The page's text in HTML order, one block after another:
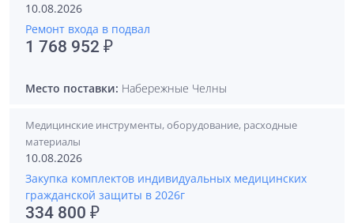
10.08.2026
Ремонт входа в подвал
1 768 952 ₽
Место поставки: Набережные Челны
Медицинские инструменты, оборудование, расходные
материалы
10.08.2026
Закупка комплектов индивидуальных медицинских
гражданской защиты в 2026г
334 800 ₽